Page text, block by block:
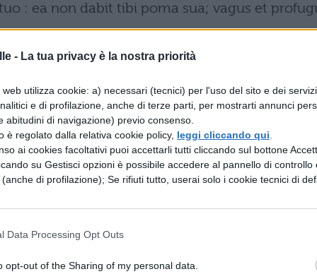
- La tua privacy è la nostra priorità
utilizza cookie: a) necessari (tecnici) per l'uso del sito e dei
e di profilazione, anche di terze parti, per mostrarti annunci
abitudini di navigazione) previo consenso.
è regolato dalla relativa cookie policy, leggi cliccando qui
ai cookies facoltativi puoi accettarli tutti cliccando sul bottone
su Gestisci opzioni è possibile accedere al pannello di controllo
di profilazione); Se rifiuti tutto, userai solo i cookie tecnici di
Data Processing Opt Outs
opt-out of the Sharing of my personal data.
: ea non dabit tibi poma sua; vagus et
quella concepì e generò Caino e di nuovo
un pastore di pecore e Caino un contadino.
frutti della terra. Anche Abele offrì i primogeniti
E il signore accolse Abele e i suoi doni
adirò fortemente e il suo volto si oscurò e il
il tuo volto si oscura? se hai fatto del bene
il tuo peccato subito in (foribus). Ma
a quello. E Caino disse ad Abele suo